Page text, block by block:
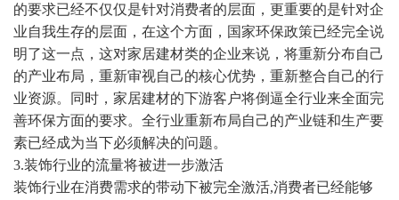
的要求已经不仅仅是针对消费者的层面，更重要的是针对企
业自我生存的层面，在这个方面，国家环保政策已经完全说
明了这一点，这对家居建材类的企业来说，将重新分布自己
的产业布局，重新审视自己的核心优势，重新整合自己的行
业资源。同时，家居建材的下游客户将倒逼全行业来全面完
善环保方面的要求。全行业重新布局自己的产业链和生产要
素已经成为当下必须解决的问题。
3.装饰行业的流量将被进一步激活
装饰行业在消费需求的带动下被完全激活,消费者已经能够